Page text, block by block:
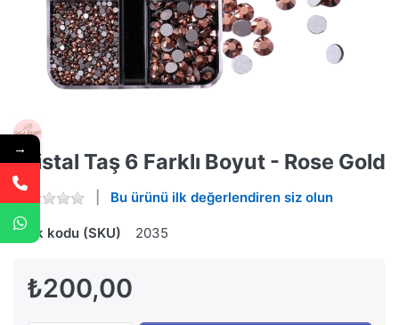
Kristal Taş 6 Farklı Boyut - Rose Gold
Bu ürünü ilk değerlendiren siz olun
Stok kodu (SKU) 2035
₺200,00
→